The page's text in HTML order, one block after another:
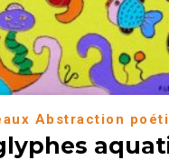
Abstraction